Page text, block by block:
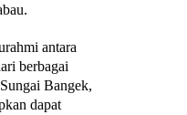
antara
berbagai
Bangek,
dapat